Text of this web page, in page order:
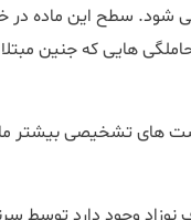
هایی که جنین
تست های تشخیصی بیشتر